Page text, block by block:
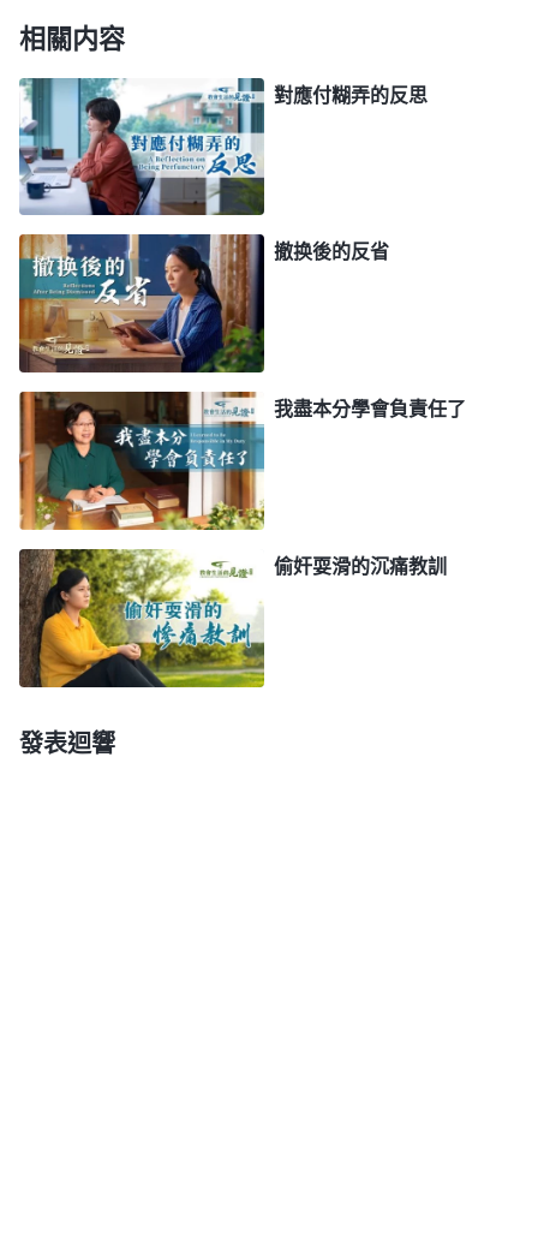
最佳果效，只想着自己怎麽能不受苦、不受累，絲毫
不體貼神的心意。這時，我才意識到，原來我這種盡
本分的態度是錯誤的，是在跟神藏心眼兒，是耍滑
頭。
一次聚會時，我看到一段神揭示假帶領的話，心
裏很受觸動。神的話説：「因為假帶領不了解工作的
進度，對工作中出現的問題不能及時發現，更談不到
解决，結果常常導致工作一再地延誤。有些工作因為
人不掌握原則，也没有合適的人負責、主持，作工作
的人往往就處于消極被動、等待的狀態，這就嚴重地
影響了工作進度。如果帶領能够盡到責任，去主持，
去推動、督促工作，找懂業務的人去輔導這項工作，
工作的進度就會相對加快，而不是一再地延誤。所
以，作為帶領了解掌握工作的現狀很重要。當然，了
解掌握工作的進度也很有必要，因為工作進度涉及工
作的效率，涉及工作要達到的果效。如果帶領工人對
教會工作的進度都不掌握，也不跟進、監督，那教會
工作的進展注定是緩慢的。因為多數盡本分人員都是
痞性嚴重没有負擔，常常消極被動、應付糊弄，如果
相關内容
對應付糊弄的反思
撤换後的反省
我盡本分學會負責任了
偷奸耍滑的沉痛教訓
發表迴響